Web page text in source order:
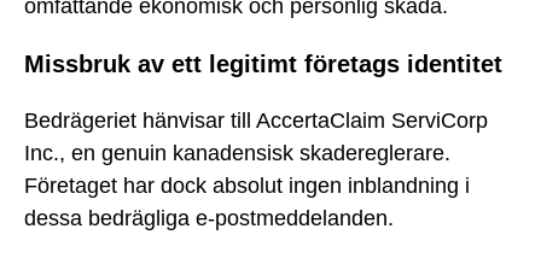
omfattande ekonomisk och personlig skada.
Missbruk av ett legitimt företags identitet
Bedrägeriet hänvisar till AccertaClaim ServiCorp
Inc., en genuin kanadensisk skadereglerare.
Företaget har dock absolut ingen inblandning i
dessa bedrägliga e-postmeddelanden.